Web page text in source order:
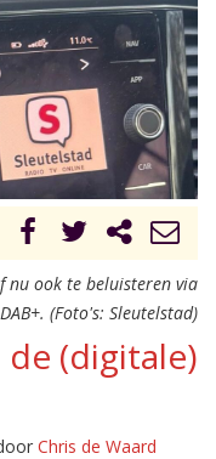
Volgend uur
nu ook te beluisteren via
DAB+. (Foto's: Sleutelstad)
(digitale)
Chris de Waard